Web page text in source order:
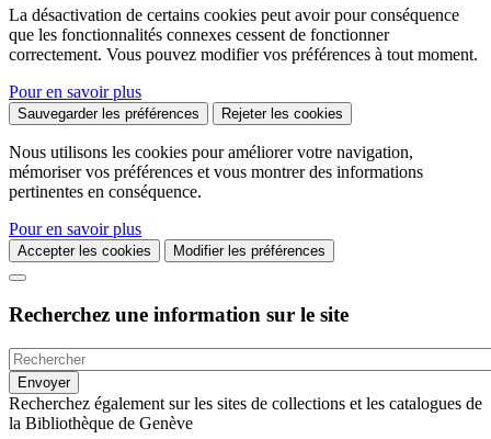
La désactivation de certains cookies peut avoir pour conséquence
que les fonctionnalités connexes cessent de fonctionner
correctement. Vous pouvez modifier vos préférences à tout moment.
Pour en savoir plus
Sauvegarder les préférences Rejeter les cookies
Nous utilisons les cookies pour améliorer votre navigation,
mémoriser vos préférences et vous montrer des informations
pertinentes en conséquence.
Pour en savoir plus
Accepter les cookies Modifier les préférences
Recherchez une information sur le site
Recherchez également sur les sites de collections et les catalogues de
la Bibliothèque de Genève